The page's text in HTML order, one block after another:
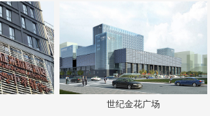
世纪金花广场